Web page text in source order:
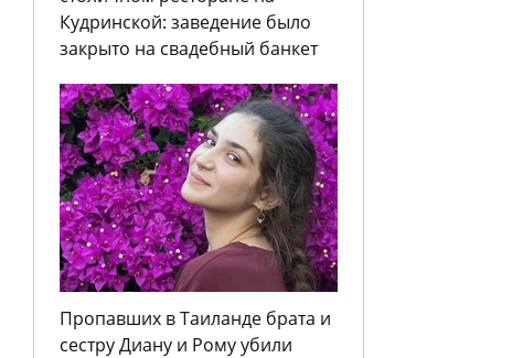
Кудринской: заведение было
закрыто на свадебный банкет
Пропавших в Таиланде брата и
сестру Диану и Рому убили